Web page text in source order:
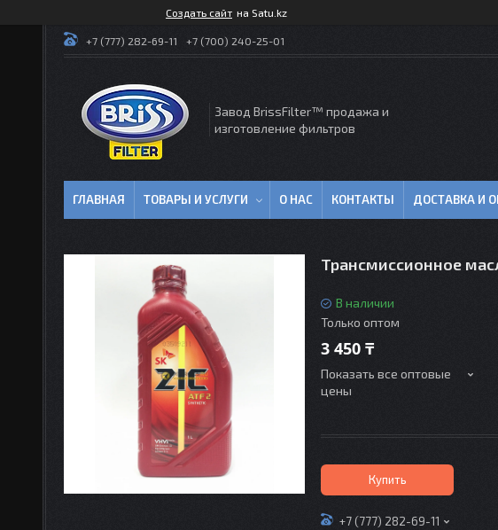
Создать сайт на Satu.kz
+7 (777) 282-69-11 +7 (700) 240-25-01
Завод BrissFilter™ продажа и
изготовление фильтров
ГЛАВНАЯ ТОВАРЫ И УСЛУГИ О НАС КОНТАКТЫ ДОСТАВКА И
Трансмиссионное
В наличии
Только оптом
3 450 ₸
Показать все оптовые
цены
Купить
+7 (777) 282-69-11